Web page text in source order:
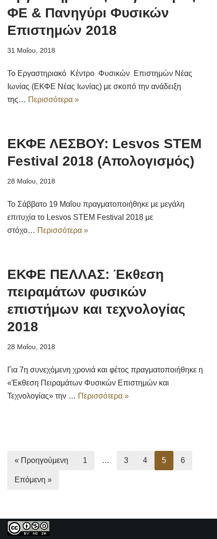
ΦΕ & Πανηγύρι Φυσικών
Επιστημών 2018
31 Μαΐου, 2018
Το Εργαστηριακό Κέντρo Φυσικών Επιστημών Νέας
Ιωνίας (ΕΚΦΕ Νέας Ιωνίας) με σκοπό την ανάδειξη
της… Περισσότερα »
ΕΚΦΕ ΛΕΣΒΟΥ: Lesvos STEM
Festival 2018 (Απολογισμός)
28 Μαΐου, 2018
Το Σάββατο 19 Μαΐου πραγματοποιήθηκε με μεγάλη
επιτυχία το Lesvos STEM Festival 2018 με
στόχο… Περισσότερα »
ΕΚΦΕ ΠΕΛΛΑΣ: Έκθεση
πειραμάτων φυσικών
επιστήμων και τεχνολογίας
2018
28 Μαΐου, 2018
Για 7η συνεχόμενη χρονιά και φέτος πραγματοποιήθηκε η
«Έκθεση Πειραμάτων Φυσικών Επιστημών και
Τεχνολογίας» την … Περισσότερα »
« Προηγούμενη 1 … 3 4 5 6
Επόμενη »